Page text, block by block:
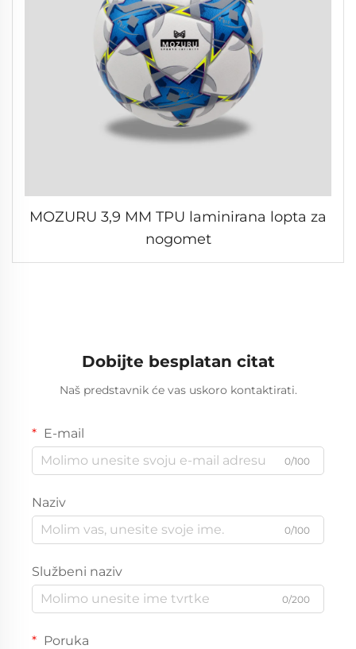
MOZURU 3,9 MM TPU laminirana lopta za
nogomet
Dobijte besplatan citat
Naš predstavnik će vas uskoro kontaktirati.
E-mail
0/100
Naziv
0/100
Službeni naziv
0/200
Poruka